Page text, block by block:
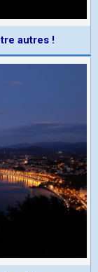
autres !